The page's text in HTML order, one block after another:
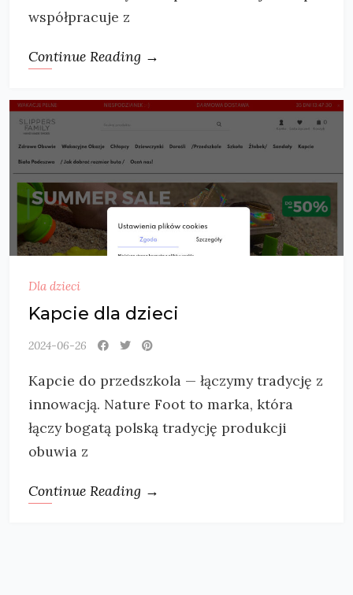
współpracuje z
Continue Reading →
Dla dzieci
Kapcie dla dzieci
2024-06-26
Kapcie do przedszkola — łączymy tradycję z
innowacją. Nature Foot to marka, która
łączy bogatą polską tradycję produkcji
obuwia z
Continue Reading →